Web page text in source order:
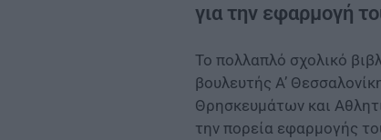
για την εφαρμογή
Το πολλαπλό σχολικό
βουλευτής Α’
Θρησκευμάτων και
την πορεία εφαρμογής